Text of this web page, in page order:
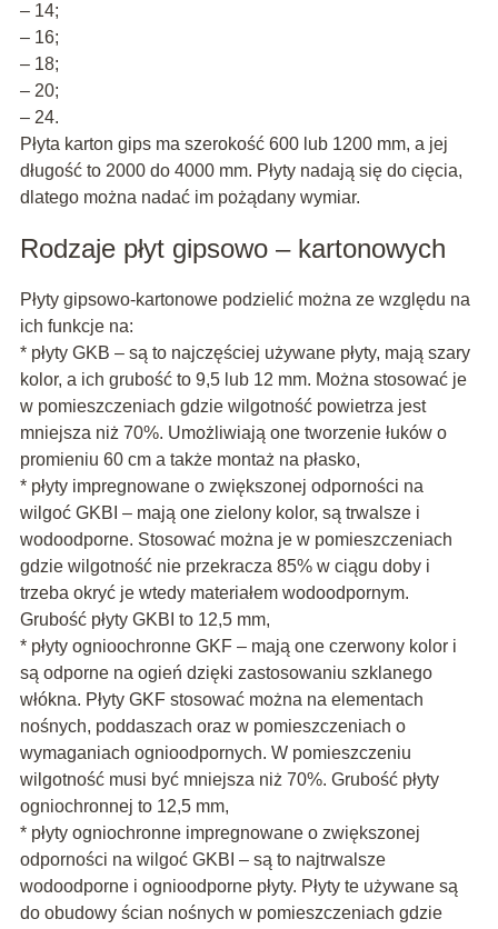
– 14;
– 16;
– 18;
– 20;
– 24.
Płyta karton gips ma szerokość 600 lub 1200 mm, a jej
długość to 2000 do 4000 mm. Płyty nadają się do cięcia,
dlatego można nadać im pożądany wymiar.
Rodzaje płyt gipsowo – kartonowych
Płyty gipsowo-kartonowe podzielić można ze względu na
ich funkcje na:
* płyty GKB – są to najczęściej używane płyty, mają szary
kolor, a ich grubość to 9,5 lub 12 mm. Można stosować je
w pomieszczeniach gdzie wilgotność powietrza jest
mniejsza niż 70%. Umożliwiają one tworzenie łuków o
promieniu 60 cm a także montaż na płasko,
* płyty impregnowane o zwiększonej odporności na
wilgoć GKBI – mają one zielony kolor, są trwalsze i
wodoodporne. Stosować można je w pomieszczeniach
gdzie wilgotność nie przekracza 85% w ciągu doby i
trzeba okryć je wtedy materiałem wodoodpornym.
Grubość płyty GKBI to 12,5 mm,
* płyty ognioochronne GKF – mają one czerwony kolor i
są odporne na ogień dzięki zastosowaniu szklanego
włókna. Płyty GKF stosować można na elementach
nośnych, poddaszach oraz w pomieszczeniach o
wymaganiach ognioodpornych. W pomieszczeniu
wilgotność musi być mniejsza niż 70%. Grubość płyty
ogniochronnej to 12,5 mm,
* płyty ogniochronne impregnowane o zwiększonej
odporności na wilgoć GKBI – są to najtrwalsze
wodoodporne i ognioodporne płyty. Płyty te używane są
do obudowy ścian nośnych w pomieszczeniach gdzie